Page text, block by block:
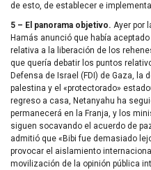
de esto, de establecer e
5 – El panorama objetivo. Ayer por
Hamás anunció que había
relativa a la liberación de los
que quería debatir los puntos
Defensa de Israel (FDI) de Gaza,
palestina y el «protectorado»
regreso a casa, Netanyahu ha
permanecerá en la Franja, y los
siguen socavando el acuerdo de
admitió que «Bibi fue demasiado
provocar el aislamiento
movilización de la opinión pública